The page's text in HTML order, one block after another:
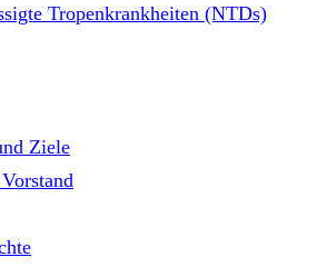
Tropenkrankheiten (NTDs)
Ziele